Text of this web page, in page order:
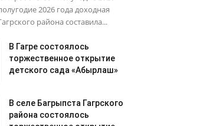
2026 года доходная
района составила...
В Гагре состоялось
торжественное открытие
детского сада «Абырлаш»
В селе Багрыпста Гагрского
района состоялось